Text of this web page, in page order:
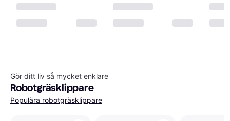
Gör ditt liv så mycket enklare
Robotgräsklippare
Populära robotgräsklippare